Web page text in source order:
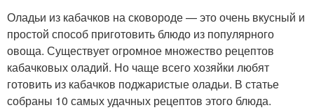
Оладьи из кабачков на сковороде — это очень вкусный и
простой способ приготовить блюдо из популярного
овоща. Существует огромное множество рецептов
кабачковых оладий. Но чаще всего хозяйки любят
готовить из кабачков поджаристые оладьи. В статье
собраны 10 самых удачных рецептов этого блюда.